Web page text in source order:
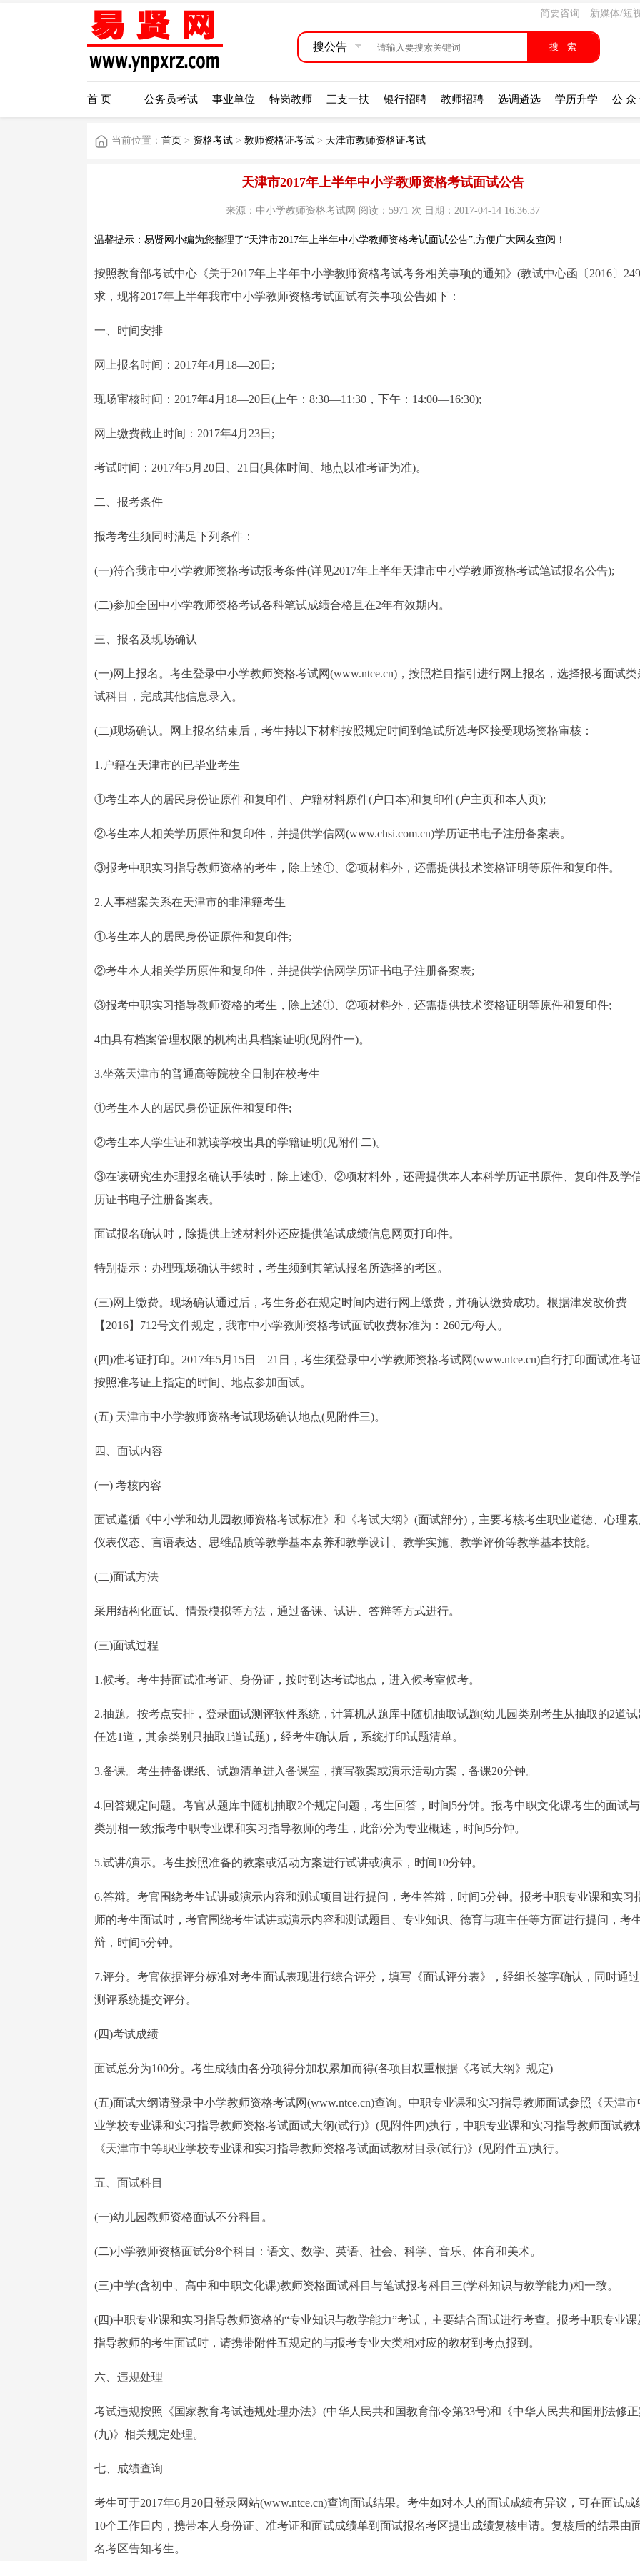
简要咨询 新媒体/短
搜公告
首 页 公务员考试 事业单位 特岗教师 三支一扶 银行招聘 教师招聘 选调遴选 学历升学 公 众
当前位置： 首页 > 资格考试 > 教师资格证考试 > 天津市教师资格证考试
天津市2017年上半年中小学教师资格考试面试公告
来源：中小学教师资格考试网 阅读：5971 次 日期：2017-04-14 16:36:37
温馨提示：易贤网小编为您整理了“天津市2017年上半年中小学教师资格考试面试公告”,方便广大网友查阅！
按照教育部考试中心《关于2017年上半年中小学教师资格考试考务相关事项的通知》(教试中心函〔2016〕
求，现将2017年上半年我市中小学教师资格考试面试有关事项公告如下：
一、时间安排
网上报名时间：2017年4月18—20日;
现场审核时间：2017年4月18—20日(上午：8:30—11:30，下午：14:00—16:30);
网上缴费截止时间：2017年4月23日;
考试时间：2017年5月20日、21日(具体时间、地点以准考证为准)。
二、报考条件
报考考生须同时满足下列条件：
(一)符合我市中小学教师资格考试报考条件(详见2017年上半年天津市中小学教师资格考试笔试报名公告);
(二)参加全国中小学教师资格考试各科笔试成绩合格且在2年有效期内。
三、报名及现场确认
(一)网上报名。考生登录中小学教师资格考试网(www.ntce.cn)，按照栏目指引进行网上报名，选择报考面试
试科目，完成其他信息录入。
(二)现场确认。网上报名结束后，考生持以下材料按照规定时间到笔试所选考区接受现场资格审核：
1.户籍在天津市的已毕业考生
①考生本人的居民身份证原件和复印件、户籍材料原件(户口本)和复印件(户主页和本人页);
②考生本人相关学历原件和复印件，并提供学信网(www.chsi.com.cn)学历证书电子注册备案表。
③报考中职实习指导教师资格的考生，除上述①、②项材料外，还需提供技术资格证明等原件和复印件。
2.人事档案关系在天津市的非津籍考生
①考生本人的居民身份证原件和复印件;
②考生本人相关学历原件和复印件，并提供学信网学历证书电子注册备案表;
③报考中职实习指导教师资格的考生，除上述①、②项材料外，还需提供技术资格证明等原件和复印件;
4由具有档案管理权限的机构出具档案证明(见附件一)。
3.坐落天津市的普通高等院校全日制在校考生
①考生本人的居民身份证原件和复印件;
②考生本人学生证和就读学校出具的学籍证明(见附件二)。
③在读研究生办理报名确认手续时，除上述①、②项材料外，还需提供本人本科学历证书原件、复印件及学
历证书电子注册备案表。
面试报名确认时，除提供上述材料外还应提供笔试成绩信息网页打印件。
特别提示：办理现场确认手续时，考生须到其笔试报名所选择的考区。
(三)网上缴费。现场确认通过后，考生务必在规定时间内进行网上缴费，并确认缴费成功。根据津发改价费
【2016】712号文件规定，我市中小学教师资格考试面试收费标准为：260元/每人。
(四)准考证打印。2017年5月15日—21日，考生须登录中小学教师资格考试网(www.ntce.cn)自行打印面试准考
按照准考证上指定的时间、地点参加面试。
(五) 天津市中小学教师资格考试现场确认地点(见附件三)。
四、面试内容
(一) 考核内容
面试遵循《中小学和幼儿园教师资格考试标准》和《考试大纲》(面试部分)，主要考核考生职业道德、心理
仪表仪态、言语表达、思维品质等教学基本素养和教学设计、教学实施、教学评价等教学基本技能。
(二)面试方法
采用结构化面试、情景模拟等方法，通过备课、试讲、答辩等方式进行。
(三)面试过程
1.候考。考生持面试准考证、身份证，按时到达考试地点，进入候考室候考。
2.抽题。按考点安排，登录面试测评软件系统，计算机从题库中随机抽取试题(幼儿园类别考生从抽取的2道
任选1道，其余类别只抽取1道试题)，经考生确认后，系统打印试题清单。
3.备课。考生持备课纸、试题清单进入备课室，撰写教案或演示活动方案，备课20分钟。
4.回答规定问题。考官从题库中随机抽取2个规定问题，考生回答，时间5分钟。报考中职文化课考生的面试
类别相一致;报考中职专业课和实习指导教师的考生，此部分为专业概述，时间5分钟。
5.试讲/演示。考生按照准备的教案或活动方案进行试讲或演示，时间10分钟。
6.答辩。考官围绕考生试讲或演示内容和测试项目进行提问，考生答辩，时间5分钟。报考中职专业课和实习
师的考生面试时，考官围绕考生试讲或演示内容和测试题目、专业知识、德育与班主任等方面进行提问，考
辩，时间5分钟。
7.评分。考官依据评分标准对考生面试表现进行综合评分，填写《面试评分表》，经组长签字确认，同时通
测评系统提交评分。
(四)考试成绩
面试总分为100分。考生成绩由各分项得分加权累加而得(各项目权重根据《考试大纲》规定)
(五)面试大纲请登录中小学教师资格考试网(www.ntce.cn)查询。中职专业课和实习指导教师面试参照《天津
业学校专业课和实习指导教师资格考试面试大纲(试行)》(见附件四)执行，中职专业课和实习指导教师面试教
《天津市中等职业学校专业课和实习指导教师资格考试面试教材目录(试行)》(见附件五)执行。
五、面试科目
(一)幼儿园教师资格面试不分科目。
(二)小学教师资格面试分8个科目：语文、数学、英语、社会、科学、音乐、体育和美术。
(三)中学(含初中、高中和中职文化课)教师资格面试科目与笔试报考科目三(学科知识与教学能力)相一致。
(四)中职专业课和实习指导教师资格的“专业知识与教学能力”考试，主要结合面试进行考查。报考中职专业课
指导教师的考生面试时，请携带附件五规定的与报考专业大类相对应的教材到考点报到。
六、违规处理
考试违规按照《国家教育考试违规处理办法》(中华人民共和国教育部令第33号)和《中华人民共和国刑法修
(九)》相关规定处理。
七、成绩查询
考生可于2017年6月20日登录网站(www.ntce.cn)查询面试结果。考生如对本人的面试成绩有异议，可在面试成
10个工作日内，携带本人身份证、准考证和面试成绩单到面试报名考区提出成绩复核申请。复核后的结果由
名考区告知考生。